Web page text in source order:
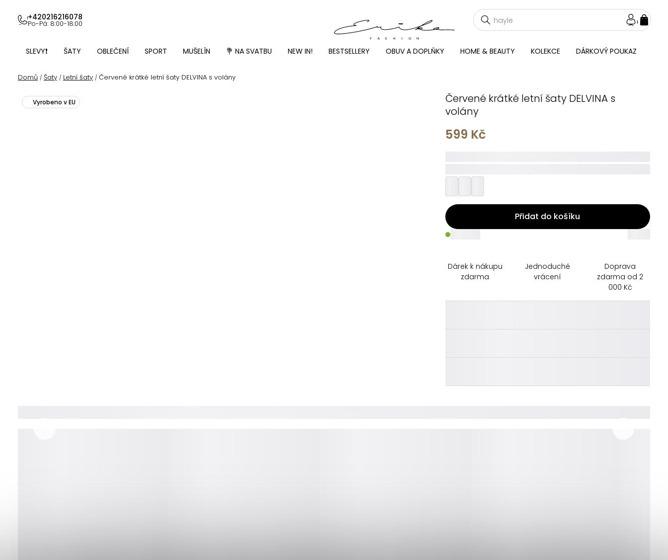
obsah
+420216216078
Po-Pá: 8:00-18:00
SLEVY❗ ŠATY OBLEČENÍ SPORT MUŠELÍN 💐 NA SVATBU NEW IN! BESTSELLERY OBUV A DOPLŇKY HOME & BEAUTY KOLEKCE DÁRKOVÝ POUKAZ
Domů / Šaty / Letní šaty / Červené krátké letní šaty DELVINA s volány
Červené krátké letní šaty DELVINA s
volány
Vyrobeno v EU
599 Kč
Přidat do košíku
_____
Dárek k nákupu
zdarma
Jednoduché
vrácení
Doprava
zdarma od 2
000 Kč